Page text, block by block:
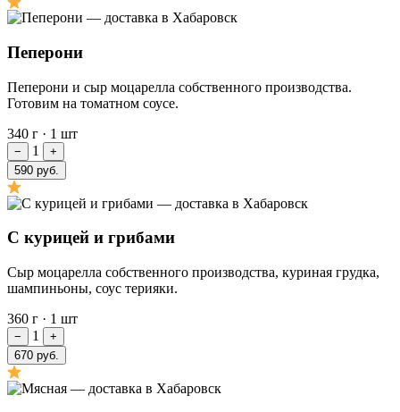
Пеперони
Пеперони и сыр моцарелла собственного производства.
Готовим на томатном соусе.
340 г · 1 шт
− 1
+
590 руб.
С курицей и грибами
Сыр моцарелла собственного производства, куриная грудка,
шампиньоны, соус терияки.
360 г · 1 шт
− 1
+
670 руб.